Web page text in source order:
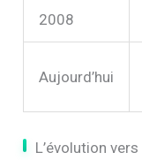
2008
Aujourd’hui
L’évolution